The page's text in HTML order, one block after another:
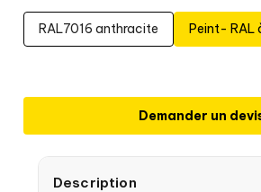
RAL7016 anthracite Peint- RAL
Demander un
Description